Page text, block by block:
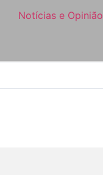
Notícias e Opinião